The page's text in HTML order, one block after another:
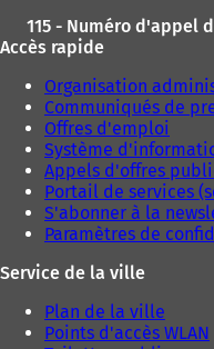
115 - Numéro d'appel
Accès rapide
Organisation
Communiqués de
Offres d'emploi
Système
Appels d'offres
Portail de services
S'abonner à la
Paramètres de
Service de la ville
Plan de la ville
Points d'accès WLAN